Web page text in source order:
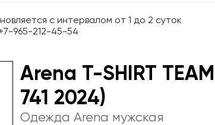
с интервалом от 1 до 2 суток
965-212-45-54
Arena T-SHIRT
741 2024)
Одежда Arena мужская